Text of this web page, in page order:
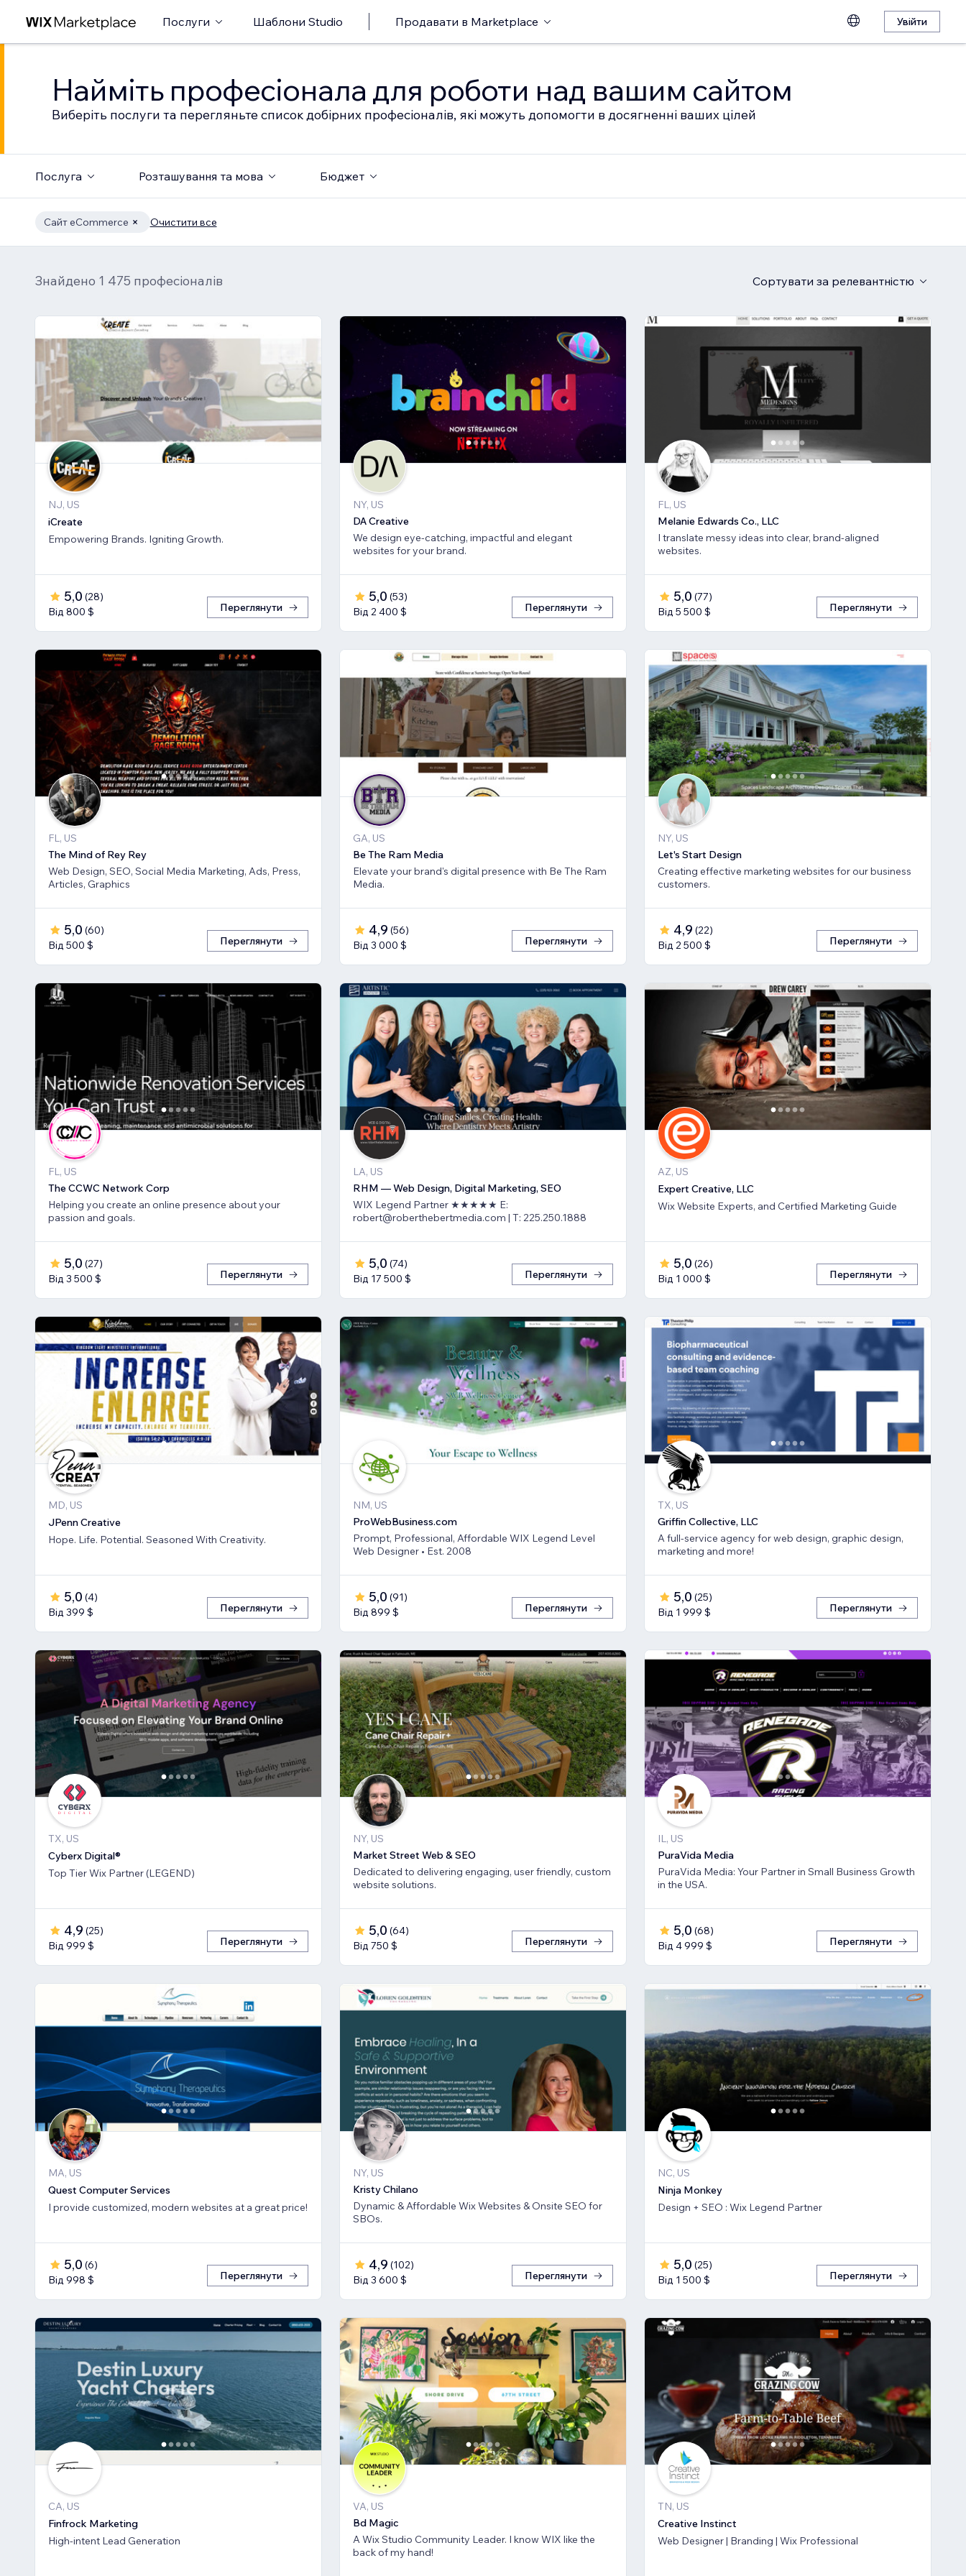
Послуги Шаблони Studio Продавати в Marketplace Увійти
Найміть професіонала для роботи над вашим сайтом
Виберіть послуги та перегляньте список добірних професіоналів, які можуть допомогти в досягненні ваших цілей
Послуга Розташування та мова Бюджет
Сайт eCommerce Очистити все
Знайдено 1 475 професіоналів Сортувати за релевантністю
NJ, US
iCreate
Empowering Brands. Igniting Growth.
5,0 (28)
Від 800 $
Переглянути
NY, US
DA Creative
We design eye-catching, impactful and elegant
websites for your brand.
5,0 (53)
Від 2 400 $
Переглянути
FL, US
Melanie Edwards Co., LLC
I translate messy ideas into clear, brand-aligned
websites.
5,0 (77)
Від 5 500 $
Переглянути
FL, US
The Mind of Rey Rey
Web Design, SEO, Social Media Marketing, Ads, Press,
Articles, Graphics
5,0 (60)
Від 500 $
Переглянути
GA, US
Be The Ram Media
Elevate your brand's digital presence with Be The Ram
Media.
4,9 (56)
Від 3 000 $
Переглянути
NY, US
Let's Start Design
Creating effective marketing websites for our business
customers.
4,9 (22)
Від 2 500 $
Переглянути
FL, US
The CCWC Network Corp
Helping you create an online presence about your
passion and goals.
5,0 (27)
Від 3 500 $
Переглянути
LA, US
RHM — Web Design, Digital Marketing, SEO
WIX Legend Partner ★★★★★ E:
robert@roberthebertmedia.com | T: 225.250.1888
5,0 (74)
Від 17 500 $
Переглянути
AZ, US
Expert Creative, LLC
Wix Website Experts, and Certified Marketing Guide
5,0 (26)
Від 1 000 $
Переглянути
MD, US
JPenn Creative
Hope. Life. Potential. Seasoned With Creativity.
5,0 (4)
Від 399 $
Переглянути
NM, US
ProWebBusiness.com
Prompt, Professional, Affordable WIX Legend Level
Web Designer • Est. 2008
5,0 (91)
Від 899 $
Переглянути
TX, US
Griffin Collective, LLC
A full-service agency for web design, graphic design,
marketing and more!
5,0 (25)
Від 1 999 $
Переглянути
TX, US
Cyberx Digital®
Top Tier Wix Partner (LEGEND)
4,9 (25)
Від 999 $
Переглянути
NY, US
Market Street Web & SEO
Dedicated to delivering engaging, user friendly, custom
website solutions.
5,0 (64)
Від 750 $
Переглянути
IL, US
PuraVida Media
PuraVida Media: Your Partner in Small Business Growth
in the USA.
5,0 (68)
Від 4 999 $
Переглянути
MA, US
Quest Computer Services
I provide customized, modern websites at a great price!
5,0 (6)
Від 998 $
Переглянути
NY, US
Kristy Chilano
Dynamic & Affordable Wix Websites & Onsite SEO for
SBOs.
4,9 (102)
Від 3 600 $
Переглянути
NC, US
Ninja Monkey
Design + SEO : Wix Legend Partner
5,0 (25)
Від 1 500 $
Переглянути
CA, US
Finfrock Marketing
High-intent Lead Generation
VA, US
Bd Magic
A Wix Studio Community Leader. I know WIX like the
back of my hand!
TN, US
Creative Instinct
Web Designer | Branding | Wix Professional